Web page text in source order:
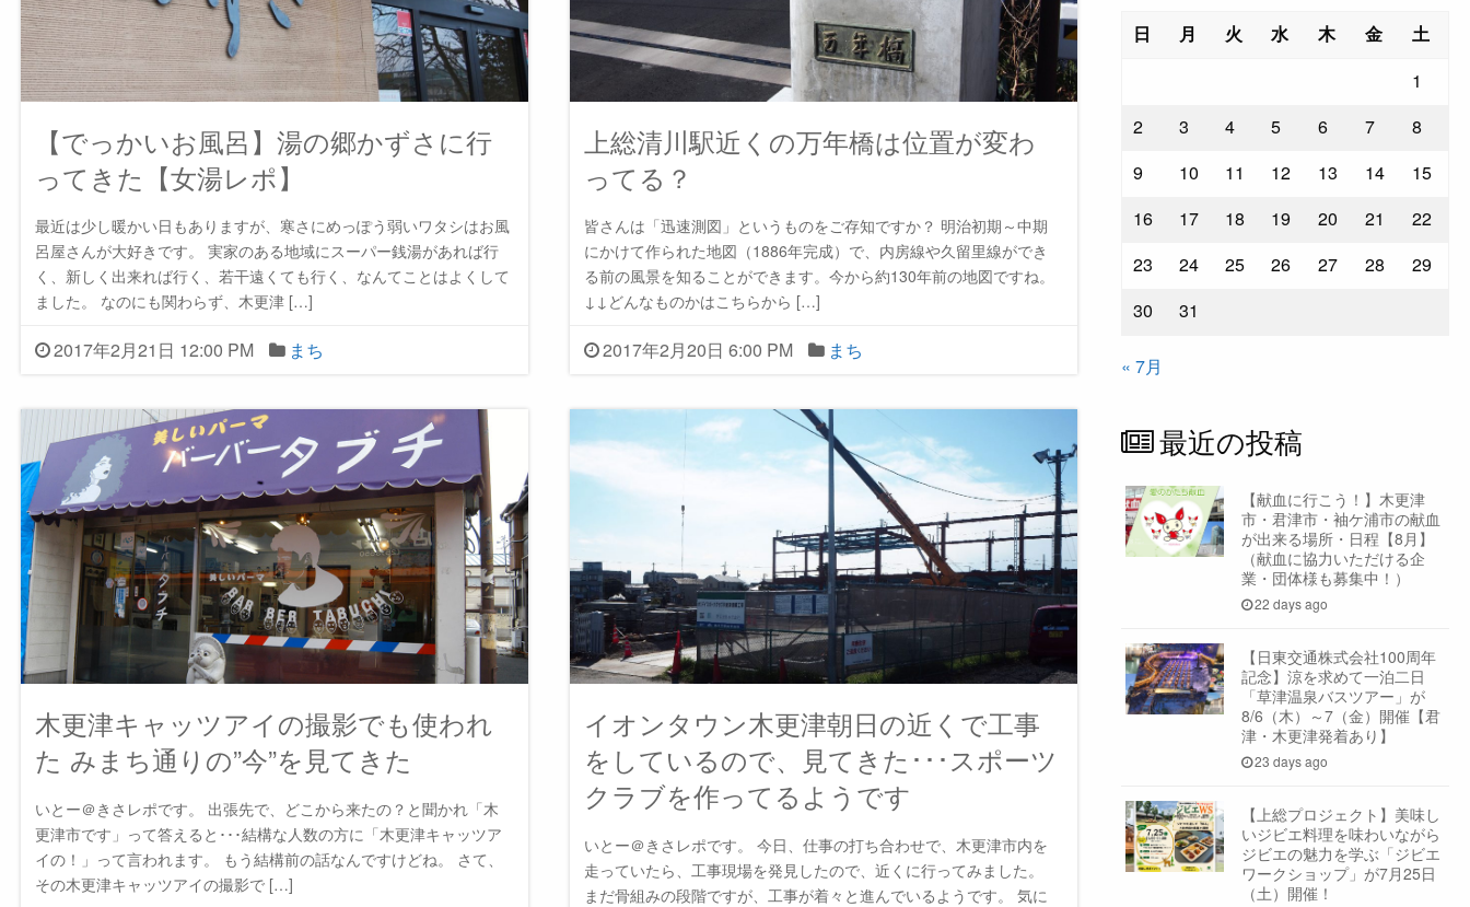
【でっかいお風呂】湯の郷かずさに行
ってきた【女湯レポ】
最近は少し暖かい日もありますが、寒さにめっぽう弱いワタシはお風
呂屋さんが大好きです。 実家のある地域にスーパー銭湯があれば行
く、新しく出来れば行く、若干遠くても行く、なんてことはよくして
ました。 なのにも関わらず、木更津 […]
2017年2月21日 12:00 PM まち
上総清川駅近くの万年橋は位置が変わ
ってる？
皆さんは「迅速測図」というものをご存知ですか？ 明治初期～中期
にかけて作られた地図（1886年完成）で、内房線や久留里線ができ
る前の風景を知ることができます。今から約130年前の地図ですね。
↓↓どんなものかはこちらから […]
2017年2月20日 6:00 PM まち
木更津キャッツアイの撮影でも使われ
た みまち通りの”今”を見てきた
いとー＠きさレポです。 出張先で、どこから来たの？と聞かれ「木
更津市です」って答えると･･･結構な人数の方に「木更津キャッツア
イの！」って言われます。 もう結構前の話なんですけどね。 さて、
その木更津キャッツアイの撮影で […]
イオンタウン木更津朝日の近くで工事
をしているので、見てきた･･･スポーツ
クラブを作ってるようです
いとー＠きさレポです。 今日、仕事の打ち合わせで、木更津市内を
走っていたら、工事現場を発見したので、近くに行ってみました。
まだ骨組みの段階ですが、工事が着々と進んでいるようです。 気に
日
月 火 水 木 金
土
1
2
3 4 5 6 7
8
9
10 11 12 13 14
15
16
17 18 19 20 21
22
23
24 25 26 27 28
29
30
31
« 7月
最近の投稿
【献血に行こう！】木更津
市・君津市・袖ケ浦市の献血
が出来る場所・日程【8月】
（献血に協力いただける企
業・団体様も募集中！）
22 days ago
【日東交通株式会社100周年
記念】涼を求めて一泊二日
「草津温泉バスツアー」が
8/6（木）～7（金）開催【君
津・木更津発着あり】
23 days ago
【上総プロジェクト】美味し
いジビエ料理を味わいながら
ジビエの魅力を学ぶ「ジビエ
ワークショップ」が7月25日
（土）開催！